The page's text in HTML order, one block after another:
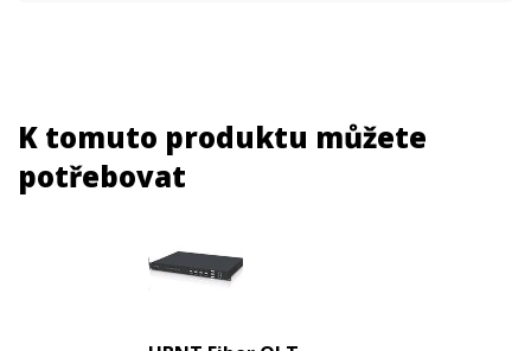
K tomuto produktu můžete
potřebovat